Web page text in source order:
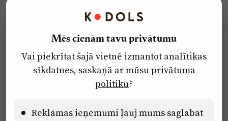
Privātuma politika
Ētikas kodekss
Pārredzamības paziņojumi
Mēs cienām tavu privātumu
Vai piekrītat šajā vietnē izmantot analītikas
sīkdatnes, saskaņā ar mūsuprivātuma
politiku?
Reklāmas ieņēmumi ļauj mums saglabāt